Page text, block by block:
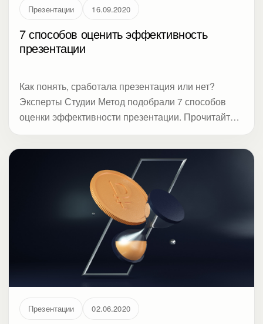
Презентации 16.09.2020
7 способов оценить эффективность
презентации
Как понять, сработала презентация или нет?
Эксперты Студии Метод подобрали 7 способов
оценки эффективности презентации. Прочитайте,
инфографику, репетировать, или аудиторию
Презентации 02.06.2020